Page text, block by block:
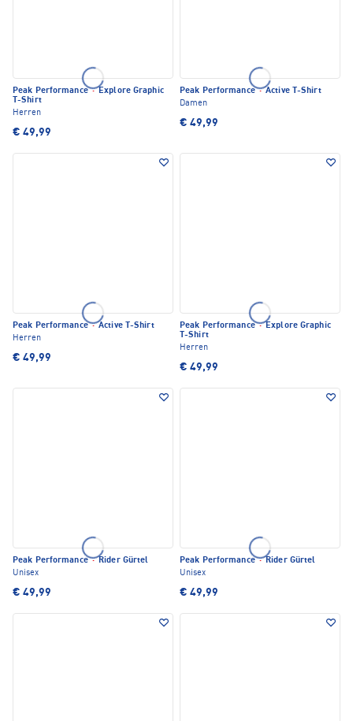
Peak Performance·Explore Graphic
T-Shirt
Herren
€ 49,99
Peak Performance·Active T-Shirt
Damen
€ 49,99
Peak Performance·Active T-Shirt
Herren
€ 49,99
Peak Performance·Explore Graphic
T-Shirt
Herren
€ 49,99
Peak Performance·Rider Gürtel
Unisex
€ 49,99
Peak Performance·Rider Gürtel
Unisex
€ 49,99